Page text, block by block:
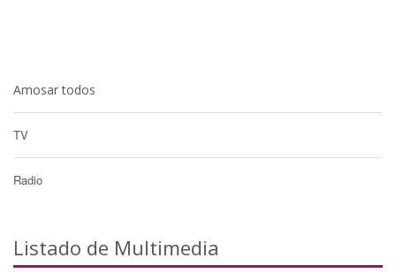
Amosar todos
TV
Radio
Listado de Multimedia